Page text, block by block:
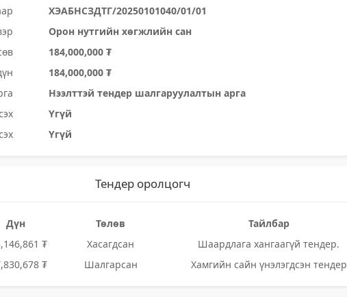
ХЭАБНСЗДТГ/20250101040/01/01
Орон нутгийн хөгжлийн сан
184,000,000 ₮
184,000,000 ₮
Нээлттэй тендер шалгаруулалтын арга
Үгүй
Үгүй
Тендер оролцогч
Дүн Төлөв
Тайлбар
₮ Хасагдсан
Шаардлага хангаагүй тендер.
₮ Шалгарсан Хамгийн сайн үнэлэгдсэн тендер